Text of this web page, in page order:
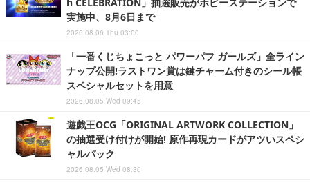
実施中、8月6日まで
2026.08.06 Thu 03:00
「一番くじちょこっと パワーパフ ガールズ」全ライン
ナップ公開!ラストワン賞は鍵チャーム付きのシール帳
スペシャルセットを用意
2026.08.05 Wed 09:45
遊戯王OCG「ORIGINAL ARTWORK COLLECTION」
の抽選受け付けが開始! 原作再現カードがアツいスペシ
ャルパック
2026.08.05 Wed 08:30